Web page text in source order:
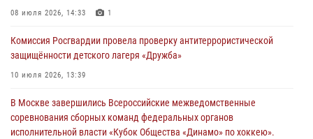
В Санкт-Петербурге прошел окружной этап ежегодного
сотрудников вневедомственной охраны Росгвардии, Псковские
Росгвардейцы одержали победу
30 июля 2026, 05:10
Псковская Росгвардия приглашает на службу в подразделениях
вневедомственной охраны
08 июля 2026, 14:33 1
Комиссия Росгвардии провела проверку антитеррористической
защищённости детского лагеря «Дружба»
10 июля 2026, 13:39
В Москве завершились Всероссийские межведомственные
соревнования сборных команд федеральных органов
исполнительной власти «Кубок Общества «Динамо» по хоккею».